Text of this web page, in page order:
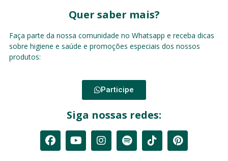
Quer saber mais?
Faça parte da nossa comunidade no Whatsapp e receba dicas
sobre higiene e saúde e promoções especiais dos nossos
produtos:
Participe
Siga nossas redes: